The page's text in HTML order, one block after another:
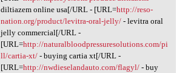
diltiazem online usa[/URL - [URL=http://reso-
nation.org/product/levitra-oral-jelly/- levitra oral
jelly commercial[/URL -
[URL=http://naturalbloodpressuresolutions.com/pi
ll/cartia-xt/- buying cartia xt[/URL -
[URL=http://nwdieselandauto.com/flagyl/- buy